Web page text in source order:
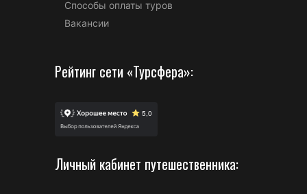
Способы оплаты туров
Вакансии
Рейтинг сети «Турсфера»:
Личный кабинет путешественника: